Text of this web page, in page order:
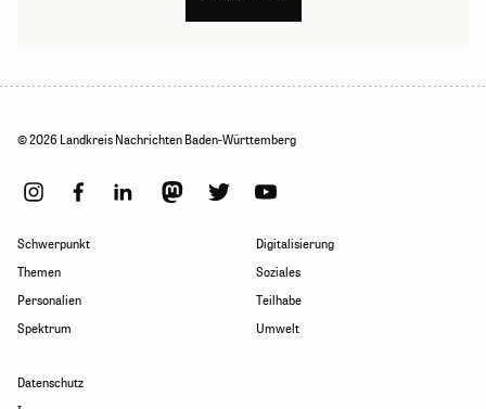
Schwerpunkt
Themen
Personalien
Spektrum
Digitalisierung
Soziales
Teilhabe
Umwelt
Datenschutz
© 2026 Landkreis Nachrichten Baden-Württemberg